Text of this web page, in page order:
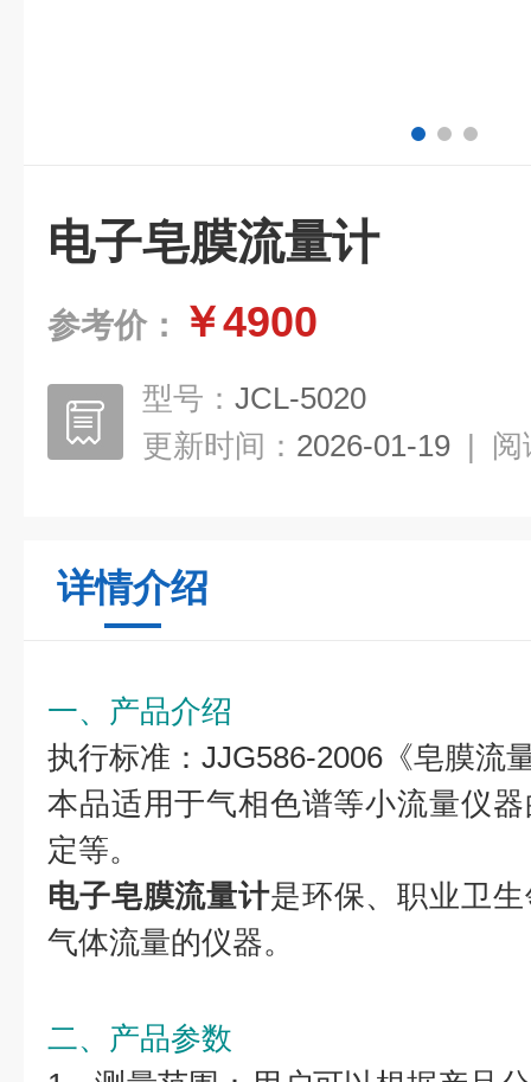
电子皂膜流量计
参考价： ￥4900
型号： JCL-5020
更新时间： 2026-01-19 | 阅
详情介绍
一、产品介绍
执行标准：JJG586-2006《皂膜流
本品适用于气相色谱等小流量仪
定等。
电子皂膜流量计是环保、职业卫
气体流量的仪器。
二、产品参数